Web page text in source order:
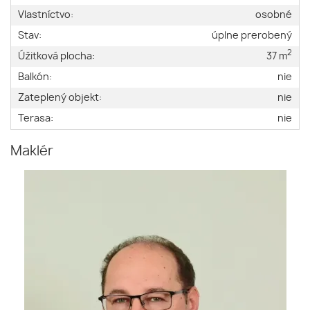
Vlastníctvo:
osobné
Stav:
úplne prerobený
Úžitková plocha:
37 m2
Balkón:
nie
Zateplený objekt:
nie
Terasa:
nie
Maklér